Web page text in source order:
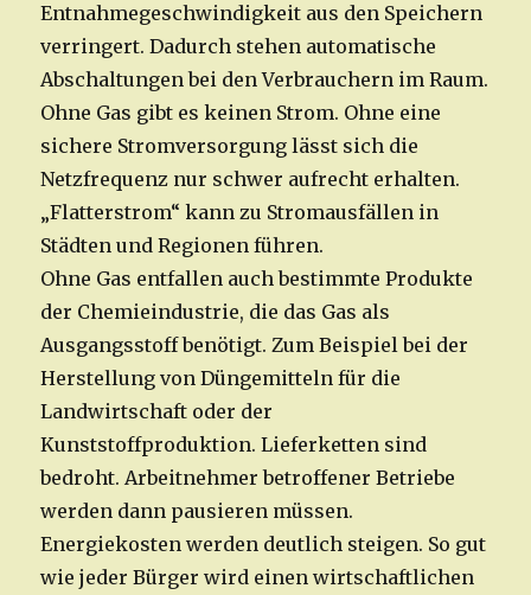
Entnahmegeschwindigkeit aus den Speichern
verringert. Dadurch stehen automatische
Abschaltungen bei den Verbrauchern im Raum.
Ohne Gas gibt es keinen Strom. Ohne eine
sichere Stromversorgung lässt sich die
Netzfrequenz nur schwer aufrecht erhalten.
„Flatterstrom“ kann zu Stromausfällen in
Städten und Regionen führen.
Ohne Gas entfallen auch bestimmte Produkte
der Chemieindustrie, die das Gas als
Ausgangsstoff benötigt. Zum Beispiel bei der
Herstellung von Düngemitteln für die
Landwirtschaft oder der
Kunststoffproduktion. Lieferketten sind
bedroht. Arbeitnehmer betroffener Betriebe
werden dann pausieren müssen.
Energiekosten werden deutlich steigen. So gut
wie jeder Bürger wird einen wirtschaftlichen